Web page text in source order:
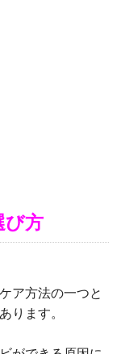
び方
ア方法の一つと
ります。